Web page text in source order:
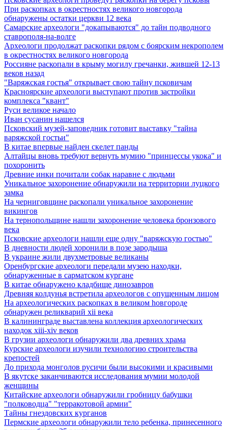
При раскопках в окрестностях великого новгорода
обнаружены остатки церкви 12 века
Самарские археологи "докапываются" до тайн подводного
ставрополя-на-волге
Археологи продолжат раскопки рядом с боярским некрополем
в окрестностях великого новгорода
Россияне раскопали в крыму могилу гречанки, жившей 12-13
веков назад
"Варяжская гостья" открывает свою тайну псковичам
Красноярские археологи выступают против застройки
комплекса "квант"
Руси великое начало
Иван сусанин нашелся
Псковский музей-заповедник готовит выставку "тайна
варяжской гостьи"
В китае впервые найден скелет панды
Алтайцы вновь требуют вернуть мумию "принцессы укока" и
похоронить
Древние инки почитали собак наравне с людьми
Уникальное захоронение обнаружили на территории луцкого
замка
На черниговщине раскопали уникальное захоронение
викингов
На тернопольщине нашли захоронение человека бронзового
века
Псковские археологи нашли еще одну "варяжскую гостью"
В дневности людей хоронили в позе зародыша
В украине жили двухметровые великаны
Оренбургские археологи передали музею находки,
обнаруженные в сарматском кургане
В китае обнаружено кладбище динозавров
Древняя колдунья встретила археологов с опущенным лицом
Hа археологических раскопках в великом hовгороде
обнаружен реликварий xii века
В калининграде выставлена коллекция археологических
находок xiii-xiv веков
В грузии археологи обнаружили два древних храма
Курские археологи изучили технологию строительства
крепостей
До прихода монголов русичи были высокими и красивыми
В якутске заканчиваются исследования мумии молодой
женщины
Китайские археологи обнаружили гробницу бабушки
"полководца" "терракотовой армии"
Тайны гнездовских курганов
Пермские археологи обнаружили тело ребенка, принесенного